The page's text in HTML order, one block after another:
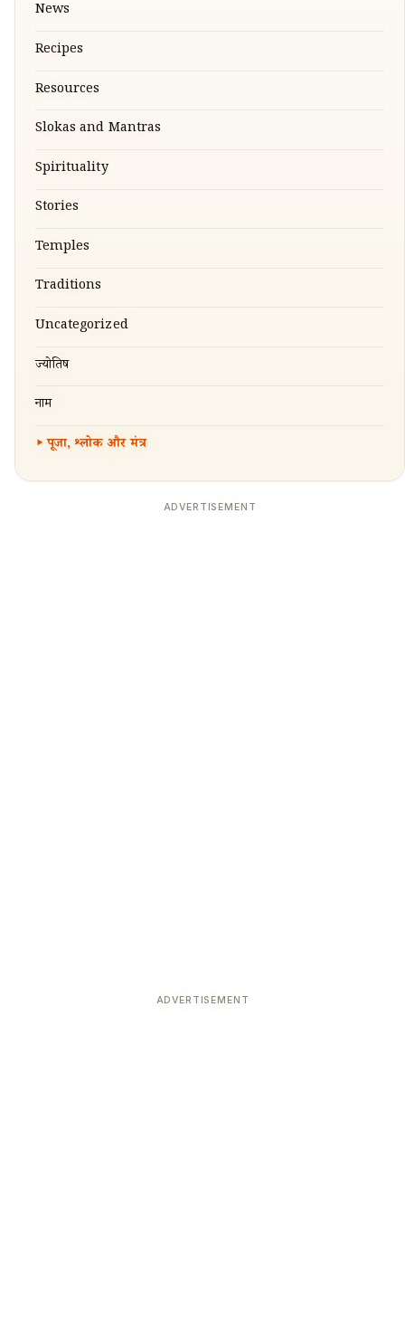
News
Recipes
Resources
Slokas and Mantras
Spirituality
Stories
Temples
Traditions
Uncategorized
ज्योतिष
नाम
पूजा, श्लोक और मंत्र
ADVERTISEMENT
ADVERTISEMENT